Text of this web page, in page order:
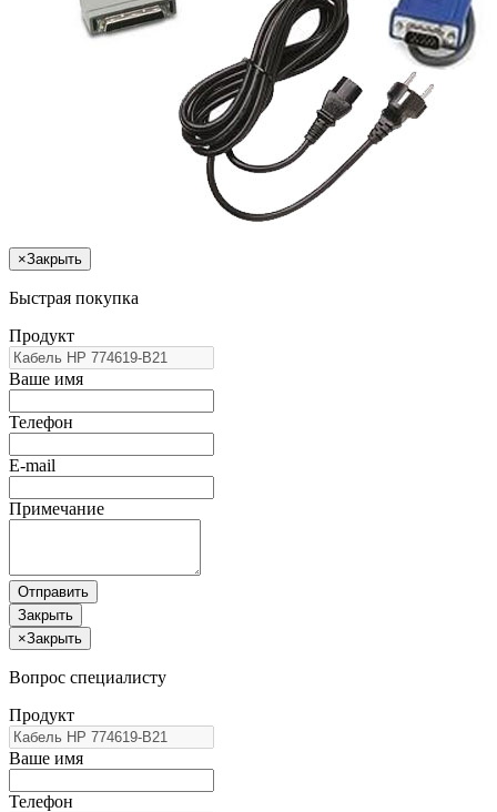
×Закрыть
Быстрая покупка
Продукт
Ваше имя
Телефон
E-mail
Примечание
Отправить
Закрыть
×Закрыть
Вопрос специалисту
Продукт
Ваше имя
Телефон